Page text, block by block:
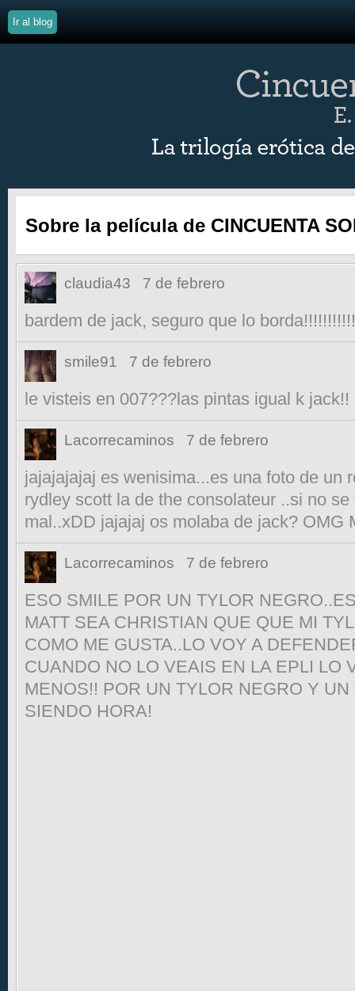
Ir al blog
Sobre la película de CINCUENTA
claudia43 7 de febrero
bardem de jack, seguro que lo
smile91 7 de febrero
le visteis en 007???las pintas igual k jack!!
Lacorrecaminos 7 de febrero
jajajajajaj es wenisima...es una foto de un
rydley scott la de the consolateur ..si no
mal..xDD jajajaj os molaba de jack? OMG
Lacorrecaminos 7 de febrero
ESO SMILE POR UN TYLOR
MATT SEA CHRISTIAN QUE QUE MI
COMO ME GUSTA..LO VOY A
CUANDO NO LO VEAIS EN LA EPLI LO
MENOS!! POR UN TYLOR NEGRO Y
SIENDO HORA!